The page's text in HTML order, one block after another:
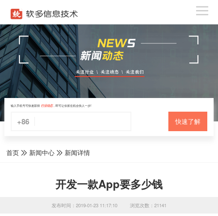
输入手机号可快速获得 行业动态，即可让你抓住机会快人一步!
+86 快速了解
首页 新闻中心 新闻详情
开发一款App要多少钱
发布时间：2019-01-23 11:17:10 浏览次数：21141